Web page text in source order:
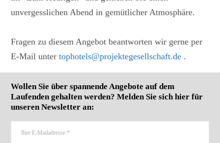
unvergesslichen Abend in gemütlicher Atmosphäre.
Fragen zu diesem Angebot beantworten wir gerne per
E-Mail untertophotels@projektegesellschaft.de .
Wollen Sie über spannende Angebote auf dem
Laufenden gehalten werden? Melden Sie sich hier für
unseren Newsletter an: